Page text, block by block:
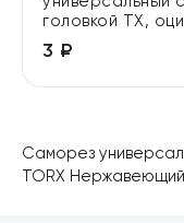
головкой TX,
3 ₽
Саморез
TORX Нержавеющий